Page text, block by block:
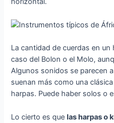
La cantidad de cuerdas en un
caso del Bolon o el Molo,
Algunos sonidos se parecen
suenan más como una
harpas. Puede haber solos o
Lo cierto es quelas harpas o